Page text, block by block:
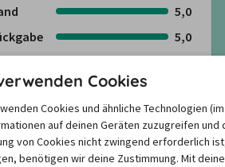
5,0
5,0
anzeigen
suchen
Cookies
Cookies und ähnliche Technologien (im
auf deinen Geräten zuzugreifen und
von Cookies nicht zwingend erforderlich
benötigen wir deine Zustimmung. Mit